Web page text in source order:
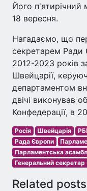
Його п'ятирічний
18 вересня.
Нагадаємо, що
секретарем Ради
2012-2023 років
Швейцарії,
департаментом
двічі виконував
Конфедерації, в
Росія Швейцарія
Рада Європи
Парламентська
Генеральний секретар
Related posts